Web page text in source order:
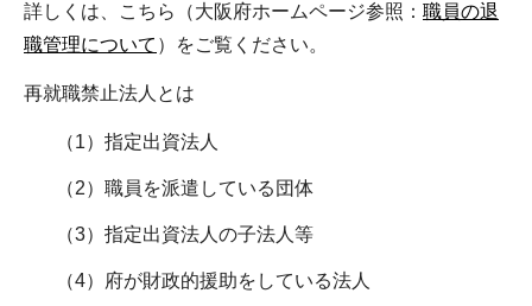
詳しくは、こちら（大阪府ホームページ参照： 職員の退
職管理について ）をご覧ください。
再就職禁止法人とは
（1）指定出資法人
（2）職員を派遣している団体
（3）指定出資法人の子法人等
（4）府が財政的援助をしている法人